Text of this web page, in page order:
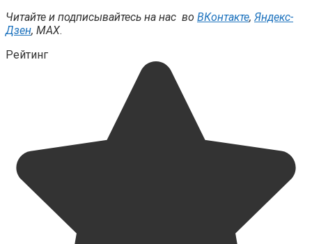
Читайте и подписывайтесь на нас во ВКонтакте, Яндекс-
Дзен, MAX.
Рейтинг